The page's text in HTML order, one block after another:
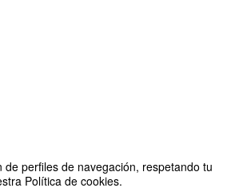
perfiles de navegación, respetando tu
Política de cookies.
para la Movilidad Sostenible